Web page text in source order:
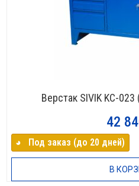
Верстак SIVIK KC-
42
◕⠀Под заказ (до 20 дней)
В